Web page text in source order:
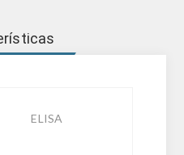
ELISA